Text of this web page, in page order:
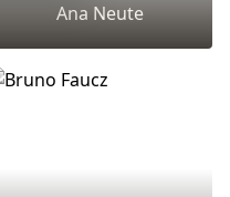
Ana Neute